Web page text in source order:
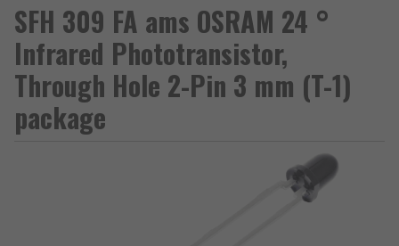
SFH 309 FA ams OSRAM 24 °
Infrared Phototransistor,
Through Hole 2-Pin 3 mm (T-1)
package